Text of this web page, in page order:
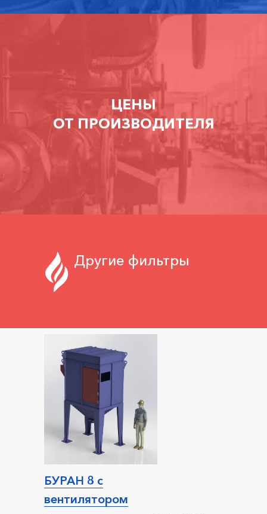
ЦЕНЫ
ОТ ПРОИЗВОДИТЕЛЯ
Другие фильтры
БУРАН 8 с
вентилятором